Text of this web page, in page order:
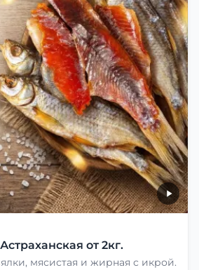
от 2кг.
мясистая и жирная с икрой.